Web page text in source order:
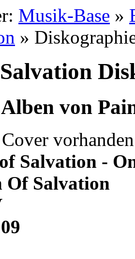
Musik-Base »
»
von
vorhanden
Salvation -
Of Salvation